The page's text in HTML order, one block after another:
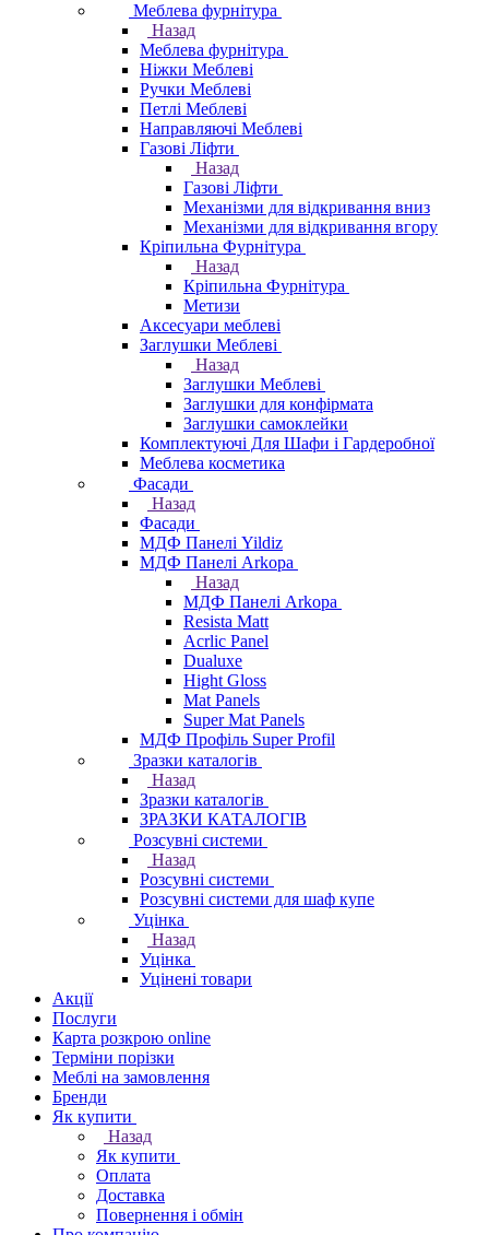
Меблева фурнітура
Назад
Меблева фурнітура
Ніжки Меблеві
Ручки Меблеві
Петлі Меблеві
Направляючі Меблеві
Газові Ліфти
Назад
Газові Ліфти
Механізми для відкривання вниз
Механізми для відкривання вгору
Кріпильна Фурнітура
Назад
Кріпильна Фурнітура
Метизи
Аксесуари меблеві
Заглушки Меблеві
Назад
Заглушки Меблеві
Заглушки для конфірмата
Заглушки самоклейки
Комплектуючі Для Шафи і Гардеробної
Меблева косметика
Фасади
Назад
Фасади
МДФ Панелі Yildiz
МДФ Панелі Arkopa
Назад
МДФ Панелі Arkopa
Resista Matt
Acrlic Panel
Dualuxe
Hight Gloss
Mat Panels
Super Mat Panels
МДФ Профіль Super Profil
Зразки каталогів
Назад
Зразки каталогів
ЗРАЗКИ КАТАЛОГІВ
Розсувні системи
Назад
Розсувні системи
Розсувні системи для шаф купе
Уцінка
Назад
Уцінка
Уцінені товари
Акції
Послуги
Карта розкрою online
Терміни порізки
Меблі на замовлення
Бренди
Як купити
Назад
Як купити
Оплата
Доставка
Повернення і обмін